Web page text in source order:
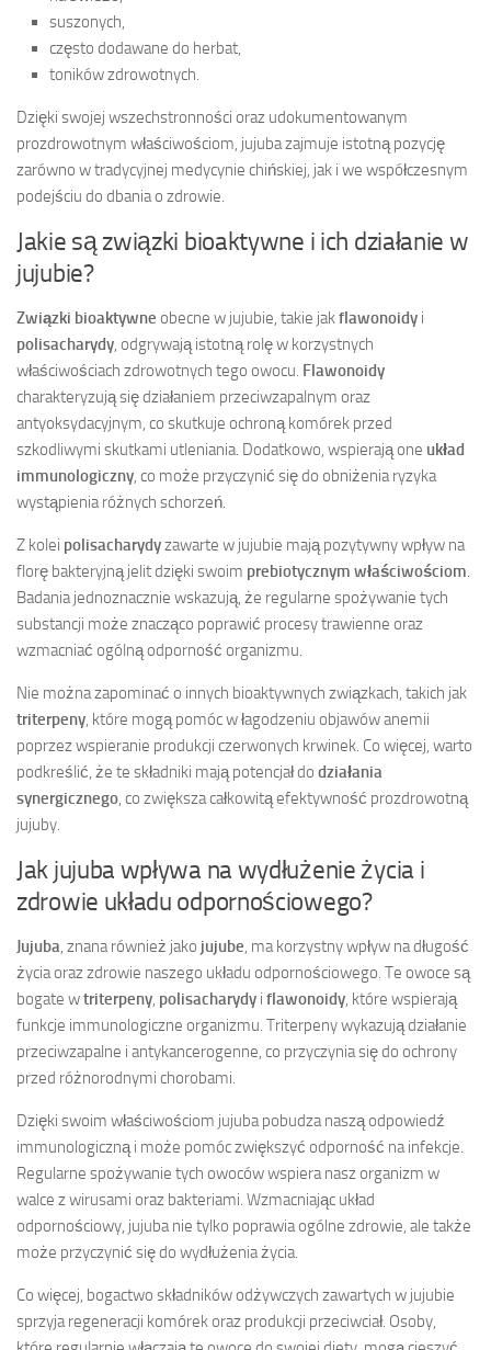
suszonych,
często dodawane do herbat,
toników zdrowotnych.
Dzięki swojej wszechstronności oraz udokumentowanym
prozdrowotnym właściwościom, jujuba zajmuje istotną pozycję
zarówno w tradycyjnej medycynie chińskiej, jak i we współczesnym
podejściu do dbania o zdrowie.
Jakie są związki bioaktywne i ich działanie w
jujubie?
Związki bioaktywne obecne w jujubie, takie jakflawonoidy i
polisacharydy, odgrywają istotną rolę w korzystnych
właściwościach zdrowotnych tego owocu. Flawonoidy
charakteryzują się działaniem przeciwzapalnym oraz
antyoksydacyjnym, co skutkuje ochroną komórek przed
szkodliwymi skutkami utleniania. Dodatkowo, wspierają one układ
immunologiczny, co może przyczynić się do obniżenia ryzyka
wystąpienia różnych schorzeń.
Z kolei polisacharydyzawarte w jujubie mają pozytywny wpływ na
florę bakteryjną jelit dzięki swoim prebiotycznym właściwościom.
Badania jednoznacznie wskazują, że regularne spożywanie tych
substancji może znacząco poprawić procesy trawienne oraz
wzmacniać ogólną odporność organizmu.
Nie można zapominać o innych bioaktywnych związkach, takich jak
triterpeny, które mogą pomóc w łagodzeniu objawów anemii
poprzez wspieranie produkcji czerwonych krwinek. Co więcej, warto
podkreślić, że te składniki mają potencjał do działania
synergicznego, co zwiększa całkowitą efektywność prozdrowotną
jujuby.
Jak jujuba wpływa na wydłużenie życia i
zdrowie układu odpornościowego?
Jujuba, znana również jako jujube, ma korzystny wpływ na długość
życia oraz zdrowie naszego układu odpornościowego. Te owoce są
bogate wtriterpeny, polisacharydy i flawonoidy, które wspierają
funkcje immunologiczne organizmu. Triterpeny wykazują działanie
przeciwzapalne i antykancerogenne, co przyczynia się do ochrony
przed różnorodnymi chorobami.
Dzięki swoim właściwościom jujuba pobudza naszą odpowiedź
immunologiczną i może pomóc zwiększyć odporność na infekcje.
Regularne spożywanie tych owoców wspiera nasz organizm w
walce z wirusami oraz bakteriami. Wzmacniając układ
odpornościowy, jujuba nie tylko poprawia ogólne zdrowie, ale także
może przyczynić się do wydłużenia życia.
Co więcej, bogactwo składników odżywczych zawartych w jujubie
sprzyja regeneracji komórek oraz produkcji przeciwciał. Osoby,